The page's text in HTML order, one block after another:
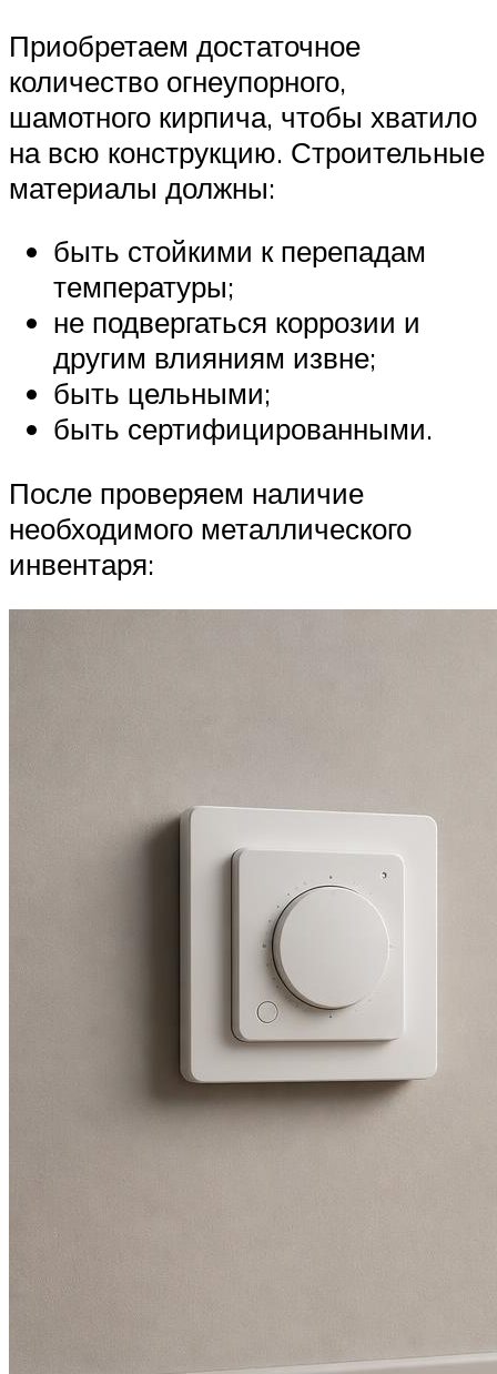
Приобретаем достаточное
количество огнеупорного,
шамотного кирпича, чтобы хватило
на всю конструкцию. Строительные
материалы должны:
быть стойкими к перепадам
температуры;
не подвергаться коррозии и
другим влияниям извне;
быть цельными;
быть сертифицированными.
После проверяем наличие
необходимого металлического
инвентаря: